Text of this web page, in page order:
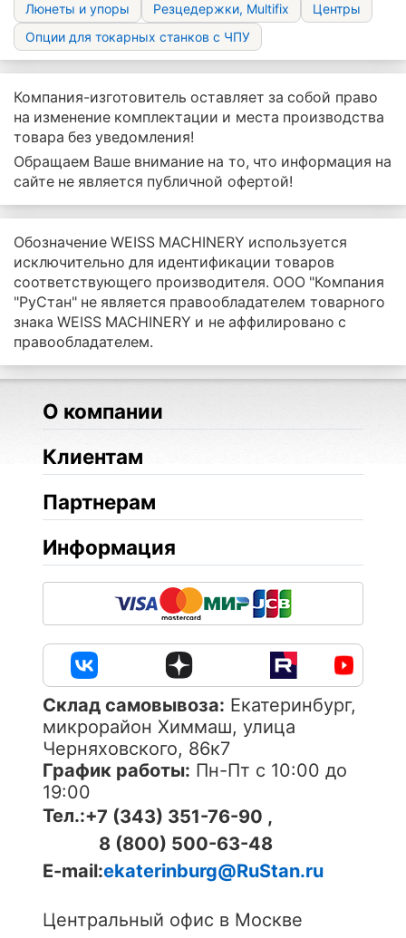
Люнеты и упоры Резцедержки, Multifix
Центры
Опции для токарных станков с ЧПУ
Компания-изготовитель оставляет за собой право
на изменение комплектации и места производства
товара без уведомления!
Обращаем Ваше внимание на то, что информация на
сайте не является публичной офертой!
Обозначение WEISS MACHINERY используется
исключительно для идентификации товаров
соответствующего производителя. ООО "Компания
"РуСтан" не является правообладателем товарного
знака WEISS MACHINERY и не аффилировано с
правообладателем.
О компании
Клиентам
Партнерам
Информация
Cклад самовывоза: Екатеринбург,
микрорайон Химмаш, улица
Черняховского, 86к7
График работы: Пн-Пт с 10:00 до
19:00
Тел.:+7 (343) 351-76-90 ,
8 (800) 500-63-48
E-mail:ekaterinburg@RuStan.ru
Центральный офис в Москве